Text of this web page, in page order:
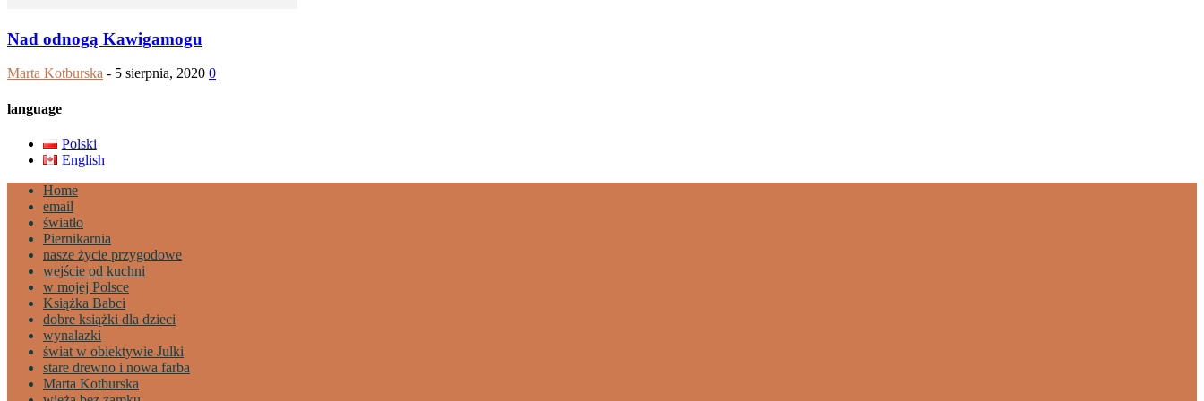
Nad odnogą Kawigamogu
Marta Kotburska - 5 sierpnia, 2020 0
language
Polski
English
Home
email
światło
Piernikarnia
nasze życie przygodowe
wejście od kuchni
w mojej Polsce
Książka Babci
dobre książki dla dzieci
wynalazki
świat w obiektywie Julki
stare drewno i nowa farba
Marta Kotburska